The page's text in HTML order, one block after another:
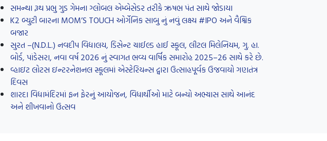
સમન્થા રૂથ પ્રભુ ગુડ ગેમના ગ્લોબલ એમ્બેસેડર તરીકે ઋષભ પંત સાથે જોડાયા
K2 બ્યુટી બારના MOM’S TOUCH ઓર્ગેનિક સાબુ નું નવું લક્ષ્ય #IPO અને વૈશ્વિક
બજાર
સુરત –(N.D.L.) નવદીપ વિદ્યાલય, ડિસેન્ટ ચાઈલ્ડ હાઈ સ્કૂલ, લીટલ મિલેનિયમ, ગુ. હા.
બોર્ડ, પાંડેસરા, નવા વર્ષ 2026 નું સ્વાગત ભવ્ય વાર્ષિક સમારોહ 2025–26 સાથે કરે છે.
વ્હાઇટ લોટસ ઇન્ટરનેશનલ સ્કૂલમાં એસ્ટેરિયન્સ દ્વારા ઉત્સાહપૂર્વક ઉજવાયો ગણતંત્ર
દિવસ
શારદા વિદ્યામંદિરમાં ફન ફેરનું આયોજન, વિધાર્થીઓ માટે બન્યો અભ્યાસ સાથે આનંદ
અને શીખવાનો ઉત્સવ